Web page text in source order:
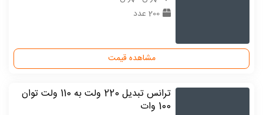
200 عدد
مشاهده قیمت
ترانس تبدیل 220 ولت به 110 ولت توان
100 وات